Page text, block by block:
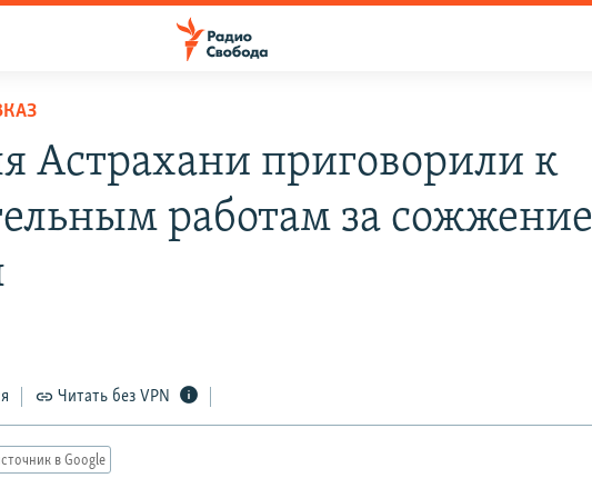
Астрахани приговорили к
работам за сожжение
Читать без VPN
в Google